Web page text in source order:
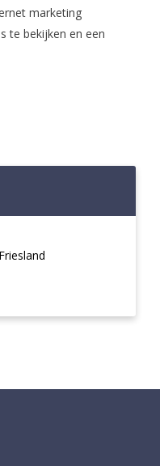
marketing
te bekijken en een